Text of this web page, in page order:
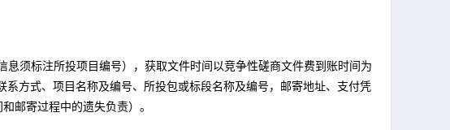
须标注所投项目编号），获取文件时间以竞争性磋商文件费到账时间为
方式、项目名称及编号、所投包或标段名称及编号，邮寄地址、支付凭
邮寄过程中的遗失负责）。